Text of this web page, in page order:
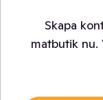
Skapa
matbutik